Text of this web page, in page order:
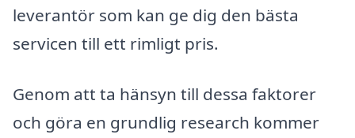
leverantör som kan ge dig den bästa
servicen till ett rimligt pris.
Genom att ta hänsyn till dessa faktorer
och göra en grundlig research kommer